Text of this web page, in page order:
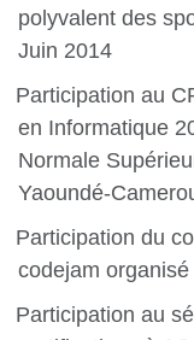
polyvalent des
Juin 2014
Participation au
en Informatique
Normale
Yaoundé-
Participation du
codejam
Participation au